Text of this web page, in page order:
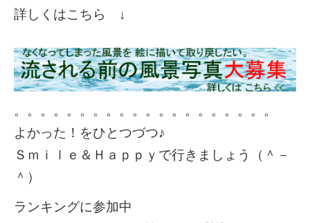
詳しくはこちら ↓
。。。。。。。。。。。。。。。。。。。。
よかった！をひとつづつ♪
Ｓｍｉｌｅ＆Ｈａｐｐｙで行きましょう（＾－
＾）
ランキングに参加中